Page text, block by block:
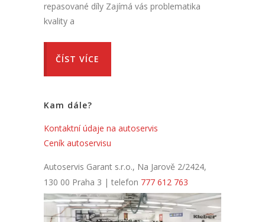
repasované díly Zajímá vás problematika
kvality a
ČÍST VÍCE
Kam dále?
Kontaktní údaje na autoservis
Ceník autoservisu
Autoservis Garant s.r.o., Na Jarově 2/2424,
130 00 Praha 3 | telefon 777 612 763